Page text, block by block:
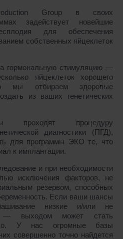
Group в своих
задействует новейшие
для обеспечения
собственных яйцеклеток
гормональную стимуляцию ―
яйцеклеток хорошего
мы отбираем здоровые
из ваших генетических
проходят процедуру
диагностики (ПГД),
для программы ЭКО те, что
к имплантации.
и при необходимости
исключения факторов, не
резервом, способных
Если ваши шансы
низкие и/или не
― выходом может стать
У нас огромные базы
совершенно точно найдется